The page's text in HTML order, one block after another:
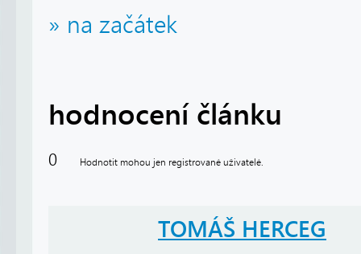
» na začátek
hodnocení článku
0 Hodnotit mohou jen registrované uživatelé.
TOMÁŠ HERCEG